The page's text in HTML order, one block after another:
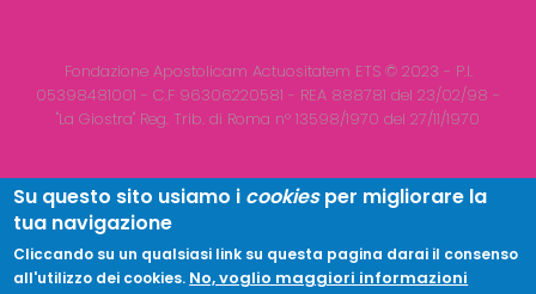
Fondazione Apostolicam Actuositatem ETS © 2023 - P.I.
05398481001 - C.F 96306220581 - REA 888781 del 23/02/98 -
"La Giostra" Reg. Trib. di Roma n° 13598/1970 del 27/11/1970
Copyright © 2026LA GIOSTRA | All Rights Reserved
Su questo sito usiamo i cookiesper migliorare la
tua navigazione
Cliccando su un qualsiasi link su questa pagina darai il consenso
all'utilizzo dei cookies. No, voglio maggiori informazioni